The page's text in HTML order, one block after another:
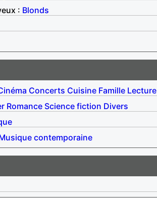
: Blonds
Concerts Cuisine Famille Lecture
Romance Science fiction Divers
contemporaine